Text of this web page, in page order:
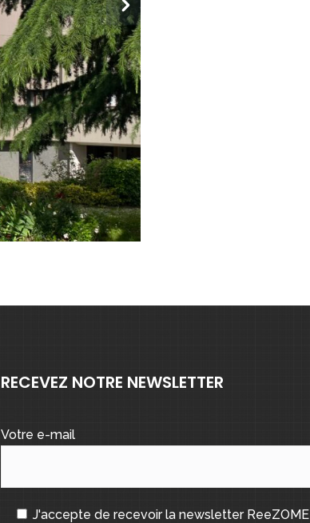
RECEVEZ NOTRE NEWSLETTER
Votre e-mail
J'accepte de recevoir la newsletter ReeZOME